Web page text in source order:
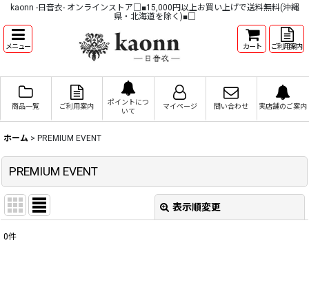
kaonn -日音衣- オンラインストア□■15,000円以上お買い上げで送料無料(沖縄
県・北海道を除く)■□
メニュー カート ご利用案内
商品一覧 ご利用案内
ポイントにつ
いて
マイページ 問い合わせ 実店舗のご案内
ホーム > PREMIUM EVENT
PREMIUM EVENT
表示順変更
0件